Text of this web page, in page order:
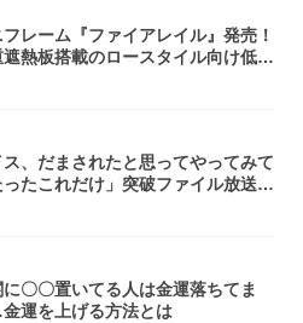
レーム『ファイアレイル』発売！
熱板搭載のロースタイル向け低型
ス、だまされたと思ってやってみて
ったこれだけ」突破ファイル放送で
〇〇置いてる人は金運落ちてま
運を上げる方法とは